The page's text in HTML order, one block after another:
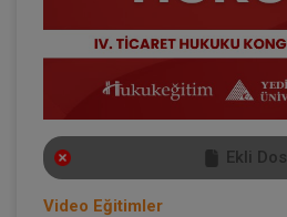
Ekli
Video Eğitimler